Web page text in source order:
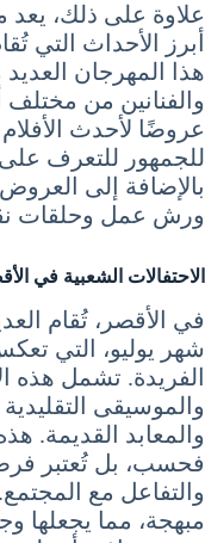
علاوة على ذلك، يعد
أبرز الأحداث التي
هذا المهرجان
والفنانين من مختلف
عروضًا لأحدث
للجمهور للتعرف على
بالإضافة إلى
ورش عمل وحلقات
الاحتفالات الشعبية في
في الأقصر، تُقام
شهر يوليو، التي
الفريدة. تشمل هذه
والموسيقى
والمعابد القديمة.
فحسب، بل تُعتبر
والتفاعل مع
مبهجة، مما يجعلها